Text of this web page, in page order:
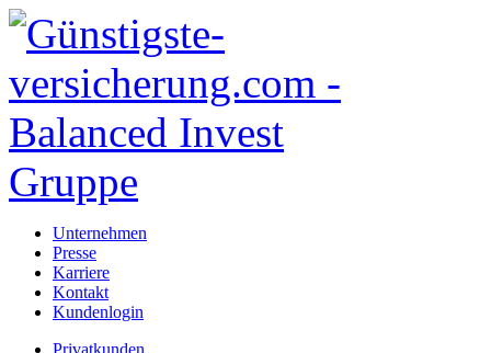
Unternehmen
Presse
Karriere
Kontakt
Kundenlogin
Privatkunden